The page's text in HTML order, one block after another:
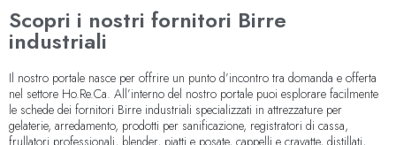
Scopri i nostri fornitori Birre
industriali
Il nostro portale nasce per offrire un punto d’incontro tra domanda e offerta
nel settore Ho.Re.Ca. All’interno del nostro portale puoi esplorare facilmente
le schede dei fornitori Birre industriali specializzati in attrezzature per
gelaterie, arredamento, prodotti per sanificazione, registratori di cassa,
frullatori professionali, blender, piatti e posate, cappelli e cravatte, distillati,